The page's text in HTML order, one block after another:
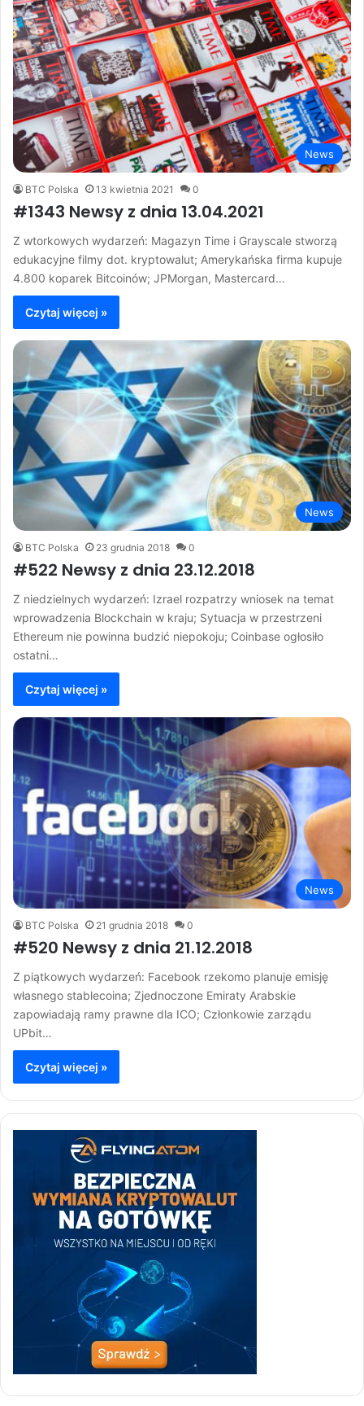
News
BTC Polska 13 kwietnia 2021 0
#1343 Newsy z dnia 13.04.2021
Z wtorkowych wydarzeń: Magazyn Time i Grayscale stworzą
edukacyjne filmy dot. kryptowalut; Amerykańska firma kupuje
4.800 koparek Bitcoinów; JPMorgan, Mastercard…
Czytaj więcej »
News
BTC Polska 23 grudnia 2018 0
#522 Newsy z dnia 23.12.2018
Z niedzielnych wydarzeń: Izrael rozpatrzy wniosek na temat
wprowadzenia Blockchain w kraju; Sytuacja w przestrzeni
Ethereum nie powinna budzić niepokoju; Coinbase ogłosiło
ostatni…
Czytaj więcej »
News
BTC Polska 21 grudnia 2018 0
#520 Newsy z dnia 21.12.2018
Z piątkowych wydarzeń: Facebook rzekomo planuje emisję
własnego stablecoina; Zjednoczone Emiraty Arabskie
zapowiadają ramy prawne dla ICO; Członkowie zarządu
UPbit…
Czytaj więcej »